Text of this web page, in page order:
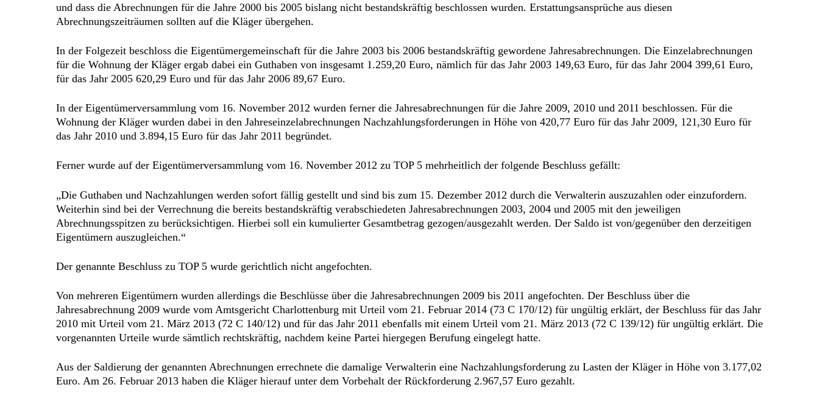
und dass die Abrechnungen für die Jahre 2000 bis 2005 bislang nicht bestandskräftig beschlossen wurden. Erstattungsansprüche aus diesen
Abrechnungszeiträumen sollten auf die Kläger übergehen.
In der Folgezeit beschloss die Eigentümergemeinschaft für die Jahre 2003 bis 2006 bestandskräftig gewordene Jahresabrechnungen. Die Einzelabrechnungen
für die Wohnung der Kläger ergab dabei ein Guthaben von insgesamt 1.259,20 Euro, nämlich für das Jahr 2003 149,63 Euro, für das Jahr 2004 399,61 Euro,
für das Jahr 2005 620,29 Euro und für das Jahr 2006 89,67 Euro.
In der Eigentümerversammlung vom 16. November 2012 wurden ferner die Jahresabrechnungen für die Jahre 2009, 2010 und 2011 beschlossen. Für die
Wohnung der Kläger wurden dabei in den Jahreseinzelabrechnungen Nachzahlungsforderungen in Höhe von 420,77 Euro für das Jahr 2009, 121,30 Euro für
das Jahr 2010 und 3.894,15 Euro für das Jahr 2011 begründet.
Ferner wurde auf der Eigentümerversammlung vom 16. November 2012 zu TOP 5 mehrheitlich der folgende Beschluss gefällt:
„Die Guthaben und Nachzahlungen werden sofort fällig gestellt und sind bis zum 15. Dezember 2012 durch die Verwalterin auszuzahlen oder einzufordern.
Weiterhin sind bei der Verrechnung die bereits bestandskräftig verabschiedeten Jahresabrechnungen 2003, 2004 und 2005 mit den jeweiligen
Abrechnungsspitzen zu berücksichtigen. Hierbei soll ein kumulierter Gesamtbetrag gezogen/ausgezahlt werden. Der Saldo ist von/gegenüber den derzeitigen
Eigentümern auszugleichen.“
Der genannte Beschluss zu TOP 5 wurde gerichtlich nicht angefochten.
Von mehreren Eigentümern wurden allerdings die Beschlüsse über die Jahresabrechnungen 2009 bis 2011 angefochten. Der Beschluss über die
Jahresabrechnung 2009 wurde vom Amtsgericht Charlottenburg mit Urteil vom 21. Februar 2014 (73 C 170/12) für ungültig erklärt, der Beschluss für das Jahr
2010 mit Urteil vom 21. März 2013 (72 C 140/12) und für das Jahr 2011 ebenfalls mit einem Urteil vom 21. März 2013 (72 C 139/12) für ungültig erklärt. Die
vorgenannten Urteile wurde sämtlich rechtskräftig, nachdem keine Partei hiergegen Berufung eingelegt hatte.
Aus der Saldierung der genannten Abrechnungen errechnete die damalige Verwalterin eine Nachzahlungsforderung zu Lasten der Kläger in Höhe von 3.177,02
Euro. Am 26. Februar 2013 haben die Kläger hierauf unter dem Vorbehalt der Rückforderung 2.967,57 Euro gezahlt.